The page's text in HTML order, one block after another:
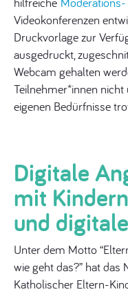
Videokonferenzen
Druckvorlage zur
ausgedruckt,
Webcam gehalten
Teilnehmer*innen
eigenen Bedürfnisse
Digitale
mit
und
Unter dem Motto
wie geht das?” hat das
Katholischer Eltern-